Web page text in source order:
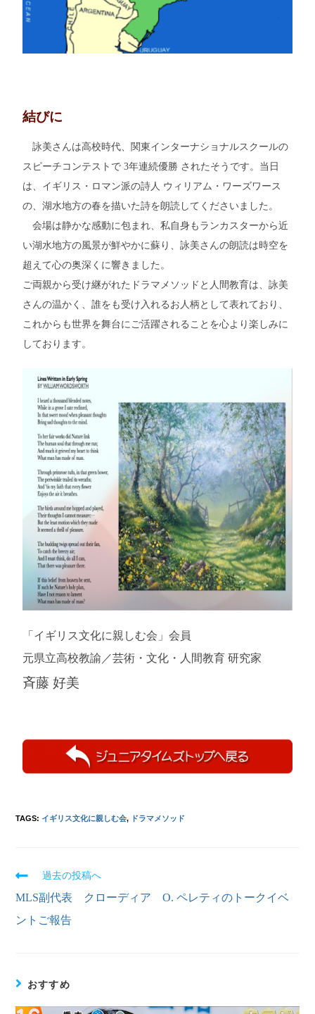
結びに
詠美さんは高校時代、関東インターナショナルスクールの
スピーチコンテストで 3年連続優勝 されたそうです。当日
は、イギリス・ロマン派の詩人 ウィリアム・ワーズワース
の、湖水地方の春を描いた詩を朗読してくださいました。
会場は静かな感動に包まれ、私自身もランカスターから近
い湖水地方の風景が鮮やかに蘇り、詠美さんの朗読は時空を
超えて心の奥深くに響きました。
ご両親から受け継がれたドラマメソッドと人間教育は、詠美
さんの温かく、誰をも受け入れるお人柄として表れており、
これからも世界を舞台にご活躍されることを心より楽しみに
しております。
「イギリス文化に親しむ会」会員
元県立高校教諭／芸術・文化・人間教育 研究家
斉藤 好美
TAGS: イギリス文化に親しむ会, ドラマメソッド
過去の投稿へ
MLS副代表 クローディア O. ペレティのトークイベ
ントご報告
おすすめ